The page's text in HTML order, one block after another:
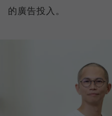
的廣告投入。